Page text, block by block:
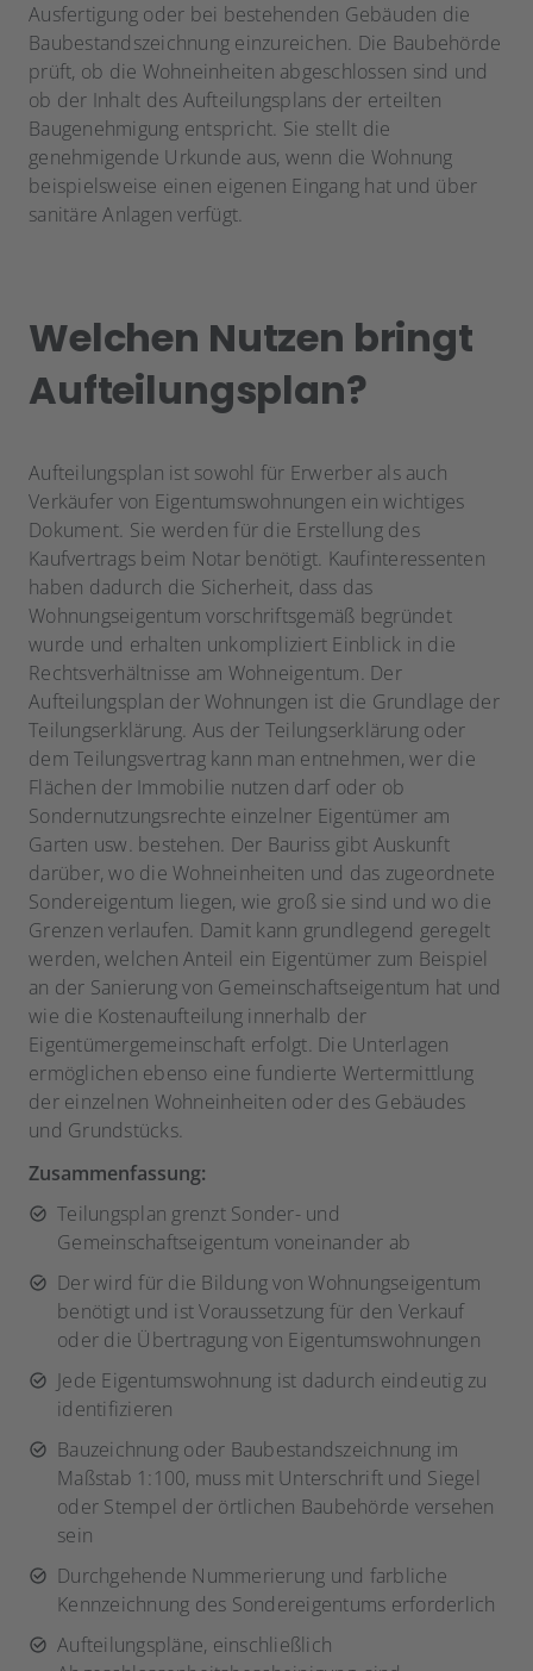
Ausfertigung oder bei bestehenden Gebäuden die
Baubestandszeichnung einzureichen. Die Baubehörde
prüft, ob die Wohneinheiten abgeschlossen sind und
ob der Inhalt des Aufteilungsplans der erteilten
Baugenehmigung entspricht. Sie stellt die
genehmigende Urkunde aus, wenn die Wohnung
beispielsweise einen eigenen Eingang hat und über
sanitäre Anlagen verfügt.
Welchen Nutzen bringt
Aufteilungsplan?
Aufteilungsplan ist sowohl für Erwerber als auch
Verkäufer von Eigentumswohnungen ein wichtiges
Dokument. Sie werden für die Erstellung des
Kaufvertrags beim Notar benötigt. Kaufinteressenten
haben dadurch die Sicherheit, dass das
Wohnungseigentum vorschriftsgemäß begründet
wurde und erhalten unkompliziert Einblick in die
Rechtsverhältnisse am Wohneigentum. Der
Aufteilungsplan der Wohnungen ist die Grundlage der
Teilungserklärung. Aus der Teilungserklärung oder
dem Teilungsvertrag kann man entnehmen, wer die
Flächen der Immobilie nutzen darf oder ob
Sondernutzungsrechte einzelner Eigentümer am
Garten usw. bestehen. Der Bauriss gibt Auskunft
darüber, wo die Wohneinheiten und das zugeordnete
Sondereigentum liegen, wie groß sie sind und wo die
Grenzen verlaufen. Damit kann grundlegend geregelt
werden, welchen Anteil ein Eigentümer zum Beispiel
an der Sanierung von Gemeinschaftseigentum hat und
wie die Kostenaufteilung innerhalb der
Eigentümergemeinschaft erfolgt. Die Unterlagen
ermöglichen ebenso eine fundierte Wertermittlung
der einzelnen Wohneinheiten oder des Gebäudes
und Grundstücks.
Zusammenfassung:
Teilungsplan grenzt Sonder- und
Gemeinschaftseigentum voneinander ab
Der wird für die Bildung von Wohnungseigentum
benötigt und ist Voraussetzung für den Verkauf
oder die Übertragung von Eigentumswohnungen
Jede Eigentumswohnung ist dadurch eindeutig zu
identifizieren
Bauzeichnung oder Baubestandszeichnung im
Maßstab 1:100, muss mit Unterschrift und Siegel
oder Stempel der örtlichen Baubehörde versehen
sein
Durchgehende Nummerierung und farbliche
Kennzeichnung des Sondereigentums erforderlich
Aufteilungspläne, einschließlich